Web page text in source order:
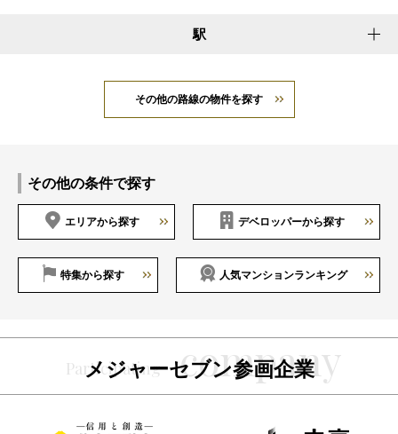
駅
その他の路線の物件を探す
その他の条件で探す
エリアから探す デベロッパーから探す
特集から探す 人気マンションランキング
メジャーセブン参画企業